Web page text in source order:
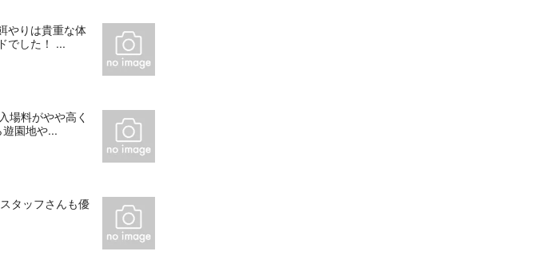
やりは貴重な体
でした！ ...
場料がやや高く
園地や...
タッフさんも優